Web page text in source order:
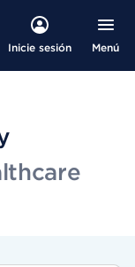
Inicie sesión Menú